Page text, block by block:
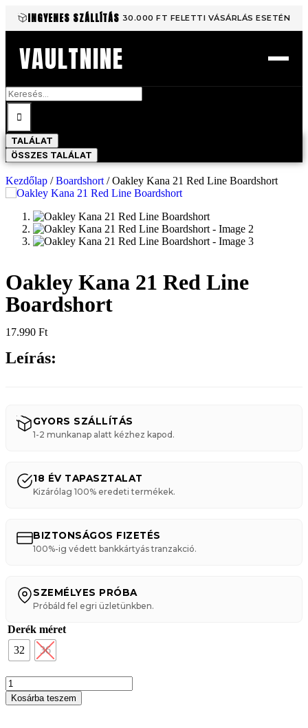
INGYENES SZÁLLÍTÁS 30.000 FT FELETTI VÁSÁRLÁS ESETÉN
VAULTNINE
TALÁLAT
ÖSSZES TALÁLAT
Kezdőlap /Boardshort / Oakley Kana 21 Red Line Boardshort
Oakley Kana 21 Red Line
Boardshort
17.990 Ft
Leírás:
GYORS SZÁLLÍTÁS
1-2 munkanap alatt kézhez kapod.
18 ÉV TAPASZTALAT
Kizárólag 100% eredeti termékek.
BIZTONSÁGOS FIZETÉS
100%-ig védett bankkártyás tranzakció.
SZEMÉLYES PRÓBA
Próbáld fel egri üzletünkben.
Derék méret
32
36
Kosárba teszem